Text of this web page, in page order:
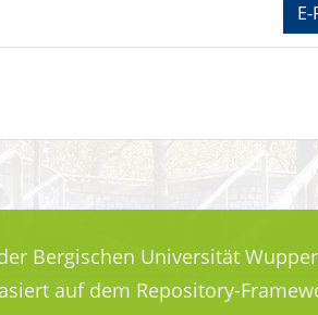
Bergischen Universität
auf dem Repository-